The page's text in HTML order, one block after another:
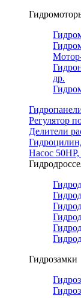
др.
Регулятор
Делители
Насос
Гидрозамки